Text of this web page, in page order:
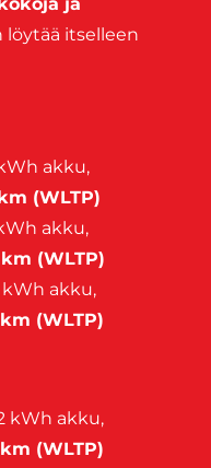
löytää itselleen
akku,
(WLTP)
akku,
(WLTP)
kWh akku,
(WLTP)
kWh akku,
(WLTP)